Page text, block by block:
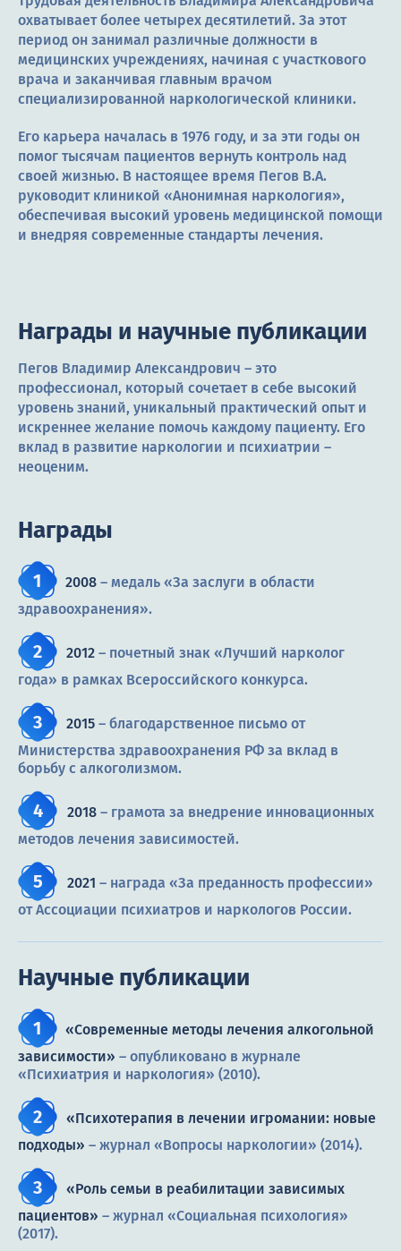
охватывает более четырех десятилетий. За этот
период он занимал различные должности в
медицинских учреждениях, начиная с участкового
врача и заканчивая главным врачом
специализированной наркологической клиники.
Его карьера началась в 1976 году, и за эти годы он
помог тысячам пациентов вернуть контроль над
своей жизнью. В настоящее время Пегов В.А.
руководит клиникой «Анонимная наркология»,
обеспечивая высокий уровень медицинской помощи
и внедряя современные стандарты лечения.
Награды и научные публикации
Пегов Владимир Александрович – это
профессионал, который сочетает в себе высокий
уровень знаний, уникальный практический опыт и
искреннее желание помочь каждому пациенту. Его
вклад в развитие наркологии и психиатрии –
неоценим.
Награды
2008 – медаль «За заслуги в области
здравоохранения».
2012 – почетный знак «Лучший нарколог
года» в рамках Всероссийского конкурса.
2015 – благодарственное письмо от
Министерства здравоохранения РФ за вклад в
борьбу с алкоголизмом.
2018 – грамота за внедрение инновационных
методов лечения зависимостей.
2021 – награда «За преданность профессии»
от Ассоциации психиатров и наркологов России.
Научные публикации
«Современные методы лечения алкогольной
зависимости» – опубликовано в журнале
«Психиатрия и наркология» (2010).
«Психотерапия в лечении игромании: новые
подходы» – журнал «Вопросы наркологии» (2014).
«Роль семьи в реабилитации зависимых
пациентов» – журнал «Социальная психология»
(2017).